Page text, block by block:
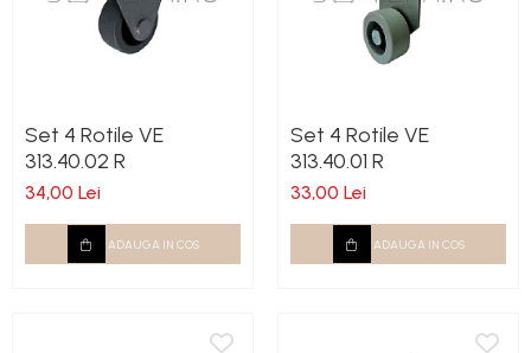
Set 4 Rotile VE
313.40.02 R
34,00 Lei
ADAUGA IN COS
Set 4 Rotile VE
313.40.01 R
33,00 Lei
ADAUGA IN COS